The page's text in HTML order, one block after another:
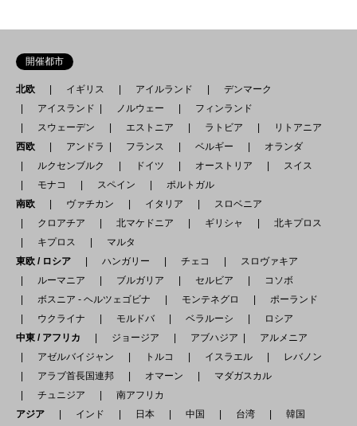
開催都市
北欧 イギリス アイルランド
デンマーク
アイスランド
ノルウェー
フィンランド
スウェーデン
エストニア ラトビア
リトアニア
西欧
アンドラ フランス ベルギー
オランダ
ルクセンブルク
ドイツ オーストリア
スイス
モナコ
スペイン
ポルトガル
南欧
ヴァチカン イタリア
スロベニア
クロアチア
北マケドニア ギリシャ
北キプロス
キプロス
マルタ
東欧 / ロシア
ハンガリー チェコ
スロヴァキア
ルーマニア
ブルガリア セルビア
コソボ
ボスニア - ヘルツェゴビナ
モンテネグロ
ポーランド
ウクライナ
モルドバ ベラルーシ
ロシア
中東 / アフリカ
ジョージア アブハジア
アルメニア
アゼルバイジャン
トルコ イスラエル
レバノン
アラブ首長国連邦
オマーン
マダガスカル
チュニジア
南アフリカ
アジア
インド 日本 中国 台湾
韓国